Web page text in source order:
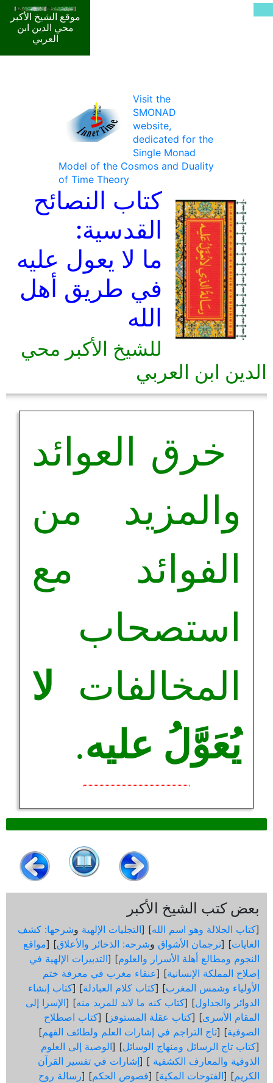
موقع الشيخ الأكبر
محي الدين ابن
العربي
Visit the
SMONAD
website,
dedicated for the
Single Monad
Model of the Cosmos and Duality
of Time Theory
كتاب النصائح
القدسية:
ما لا يعول عليه
في طريق أهل
الله
للشيخ الأكبر محي
الدين ابن العربي
خرق العوائد
والمزيد من
الفوائد مع
استصحاب
المخالفات لا
يُعَوَّلُ عليه.
بعض كتب الشيخ الأكبر
[كتاب الجلالة وهو اسم الله] [التجليات الإلهية وشرحها: كشف
الغايات] [ترجمان الأشواق وشرحه: الذخائر والأعلاق] [مواقع
النجوم ومطالع أهلة الأسرار والعلوم] [التدبيرات الإلهية في
إصلاح المملكة الإنسانية] [عنقاء مغرب في معرفة ختم
الأولياء وشمس المغرب] [كتاب كلام العبادلة] [كتاب إنشاء
الدوائر والجداول] [كتاب كنه ما لابد للمريد منه] [الإسرا إلى
المقام الأسرى] [كتاب عقلة المستوفز ] [كتاب اصطلاح
الصوفية] [تاج التراجم في إشارات العلم ولطائف الفهم]
[كتاب تاج الرسائل ومنهاج الوسائل] [الوصية إلى العلوم
الذوقية والمعارف الكشفية ] [إشارات في تفسير القرآن
الكريم] [الفتوحات المكية] [فصوص الحكم] [رسالة روح